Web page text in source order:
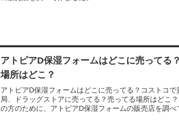
アトピアD保湿フォームはどこに売ってる
場所はどこ？
アトピアD保湿フォームはどこに売ってる？コストコで
局、ドラッグストアに売ってる？売ってる場所はどこ
の方のために、アトピアD保湿フォームの販売店を調べ